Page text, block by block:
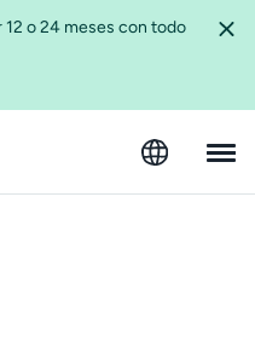
o 24 meses con todo